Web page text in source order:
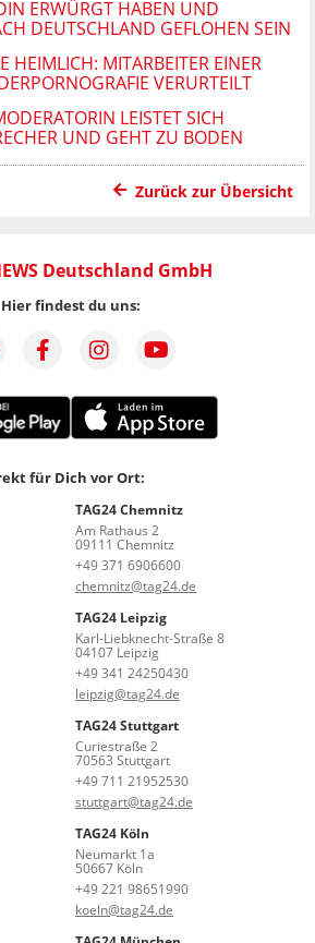
ERWÜRGT HABEN UND
DEUTSCHLAND GEFLOHEN SEIN
HEIMLICH: MITARBEITER EINER
VERURTEILT
LEISTET SICH
UND GEHT ZU BODEN
Zurück zur Übersicht
Deutschland GmbH
Hier findest du uns:
für Dich vor Ort:
TAG24 Chemnitz
Am Rathaus 2
09111 Chemnitz
+49 371 6906600
chemnitz@tag24.de
TAG24 Leipzig
Karl-Liebknecht-Straße 8
04107 Leipzig
+49 341 24250430
leipzig@tag24.de
TAG24 Stuttgart
Curiestraße 2
70563 Stuttgart
+49 711 21952530
stuttgart@tag24.de
TAG24 Köln
Neumarkt 1a
50667 Köln
+49 221 98651990
koeln@tag24.de